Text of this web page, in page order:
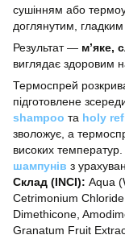
сушінням або
доглянутим,
Результат — м’яке,
виглядає здоровим
Термоспрей
підготовлене
shampoo та holy
зволожує, а
високих температур.
шампунів з
Склад (INCI): Aqua
Cetrimonium
Dimethicone,
Granatum Fruit